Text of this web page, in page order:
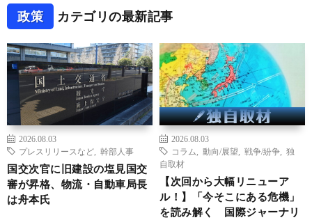
政策 カテゴリの最新記事
2026.08.03
プレスリリースなど
幹部人事
国交次官に旧建設の塩見国交
審が昇格、物流・自動車局長
は舟本氏
2026.08.03
コラム
動向/展望 戦争/紛争
独
自取材
【次回から大幅リニューア
ル！】「今そこにある危機」
を読み解く 国際ジャーナリ